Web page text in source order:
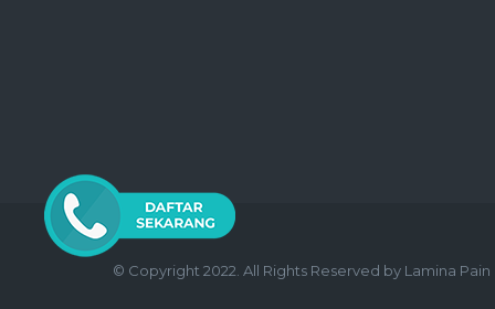
© Copyright 2022. All Rights Reserved by Lamina